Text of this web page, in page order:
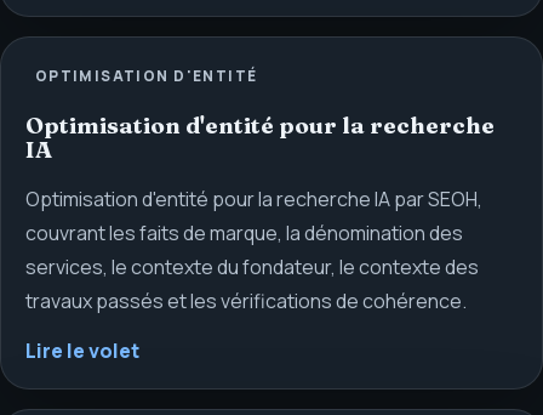
OPTIMISATION D'ENTITÉ
Optimisation d'entité pour la recherche
IA
Optimisation d'entité pour la recherche IA par SEOH,
couvrant les faits de marque, la dénomination des
services, le contexte du fondateur, le contexte des
travaux passés et les vérifications de cohérence.
Lire le volet